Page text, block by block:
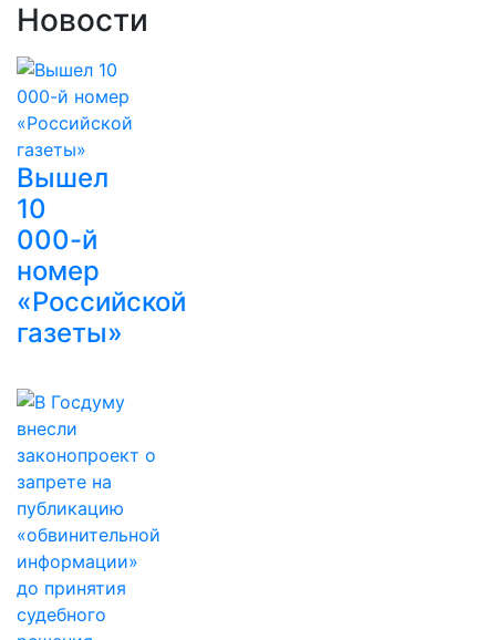
Новости
Вышел
10
000-й
номер
«Российской
газеты»